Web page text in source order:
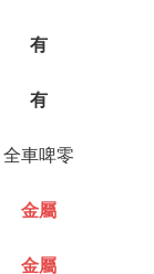
有
有
全車啤零
金屬
金屬